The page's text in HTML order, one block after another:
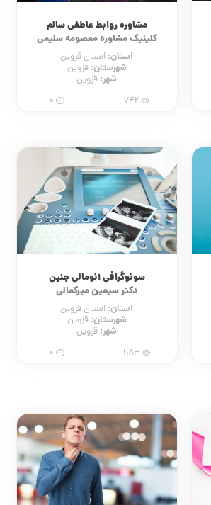
مشاوره روابط عاطفی سالم
کلینیک مشاوره معصومه سلیمی
استان: استان قزوین
شهرستان:قزوین
شهر: قزوین
742
سونوگرافی آنومالی جنین
دکتر سیمین میرکمالی
استان: استان قزوین
شهرستان:قزوین
شهر: قزوین